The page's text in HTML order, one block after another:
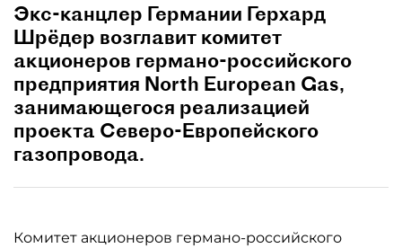
Экс-канцлер Германии Герхард
Шрёдер возглавит комитет
акционеров германо-российского
предприятия North European Gas,
занимающегося реализацией
проекта Северо-Европейского
газопровода.
Комитет акционеров германо-российского